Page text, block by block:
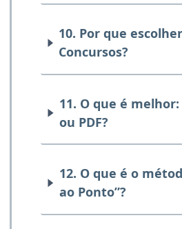
10. Por que
Concursos?
11. O que é
ou PDF?
12. O que é o
ao Ponto”?